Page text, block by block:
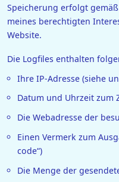
Speicherung erfolgt gemäß
meines berechtigten
Website.
Die Logfiles enthalten
Ihre IP-Adresse (siehe
Datum und Uhrzeit zum
Die Webadresse der
Einen Vermerk zum
code“)
Die Menge der